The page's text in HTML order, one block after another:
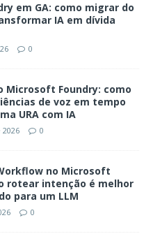
em GA: como migrar do
IA em dívida
0
Microsoft Foundry: como
de voz em tempo
URA com IA
0
no Microsoft
rotear intenção é melhor
para um LLM
0